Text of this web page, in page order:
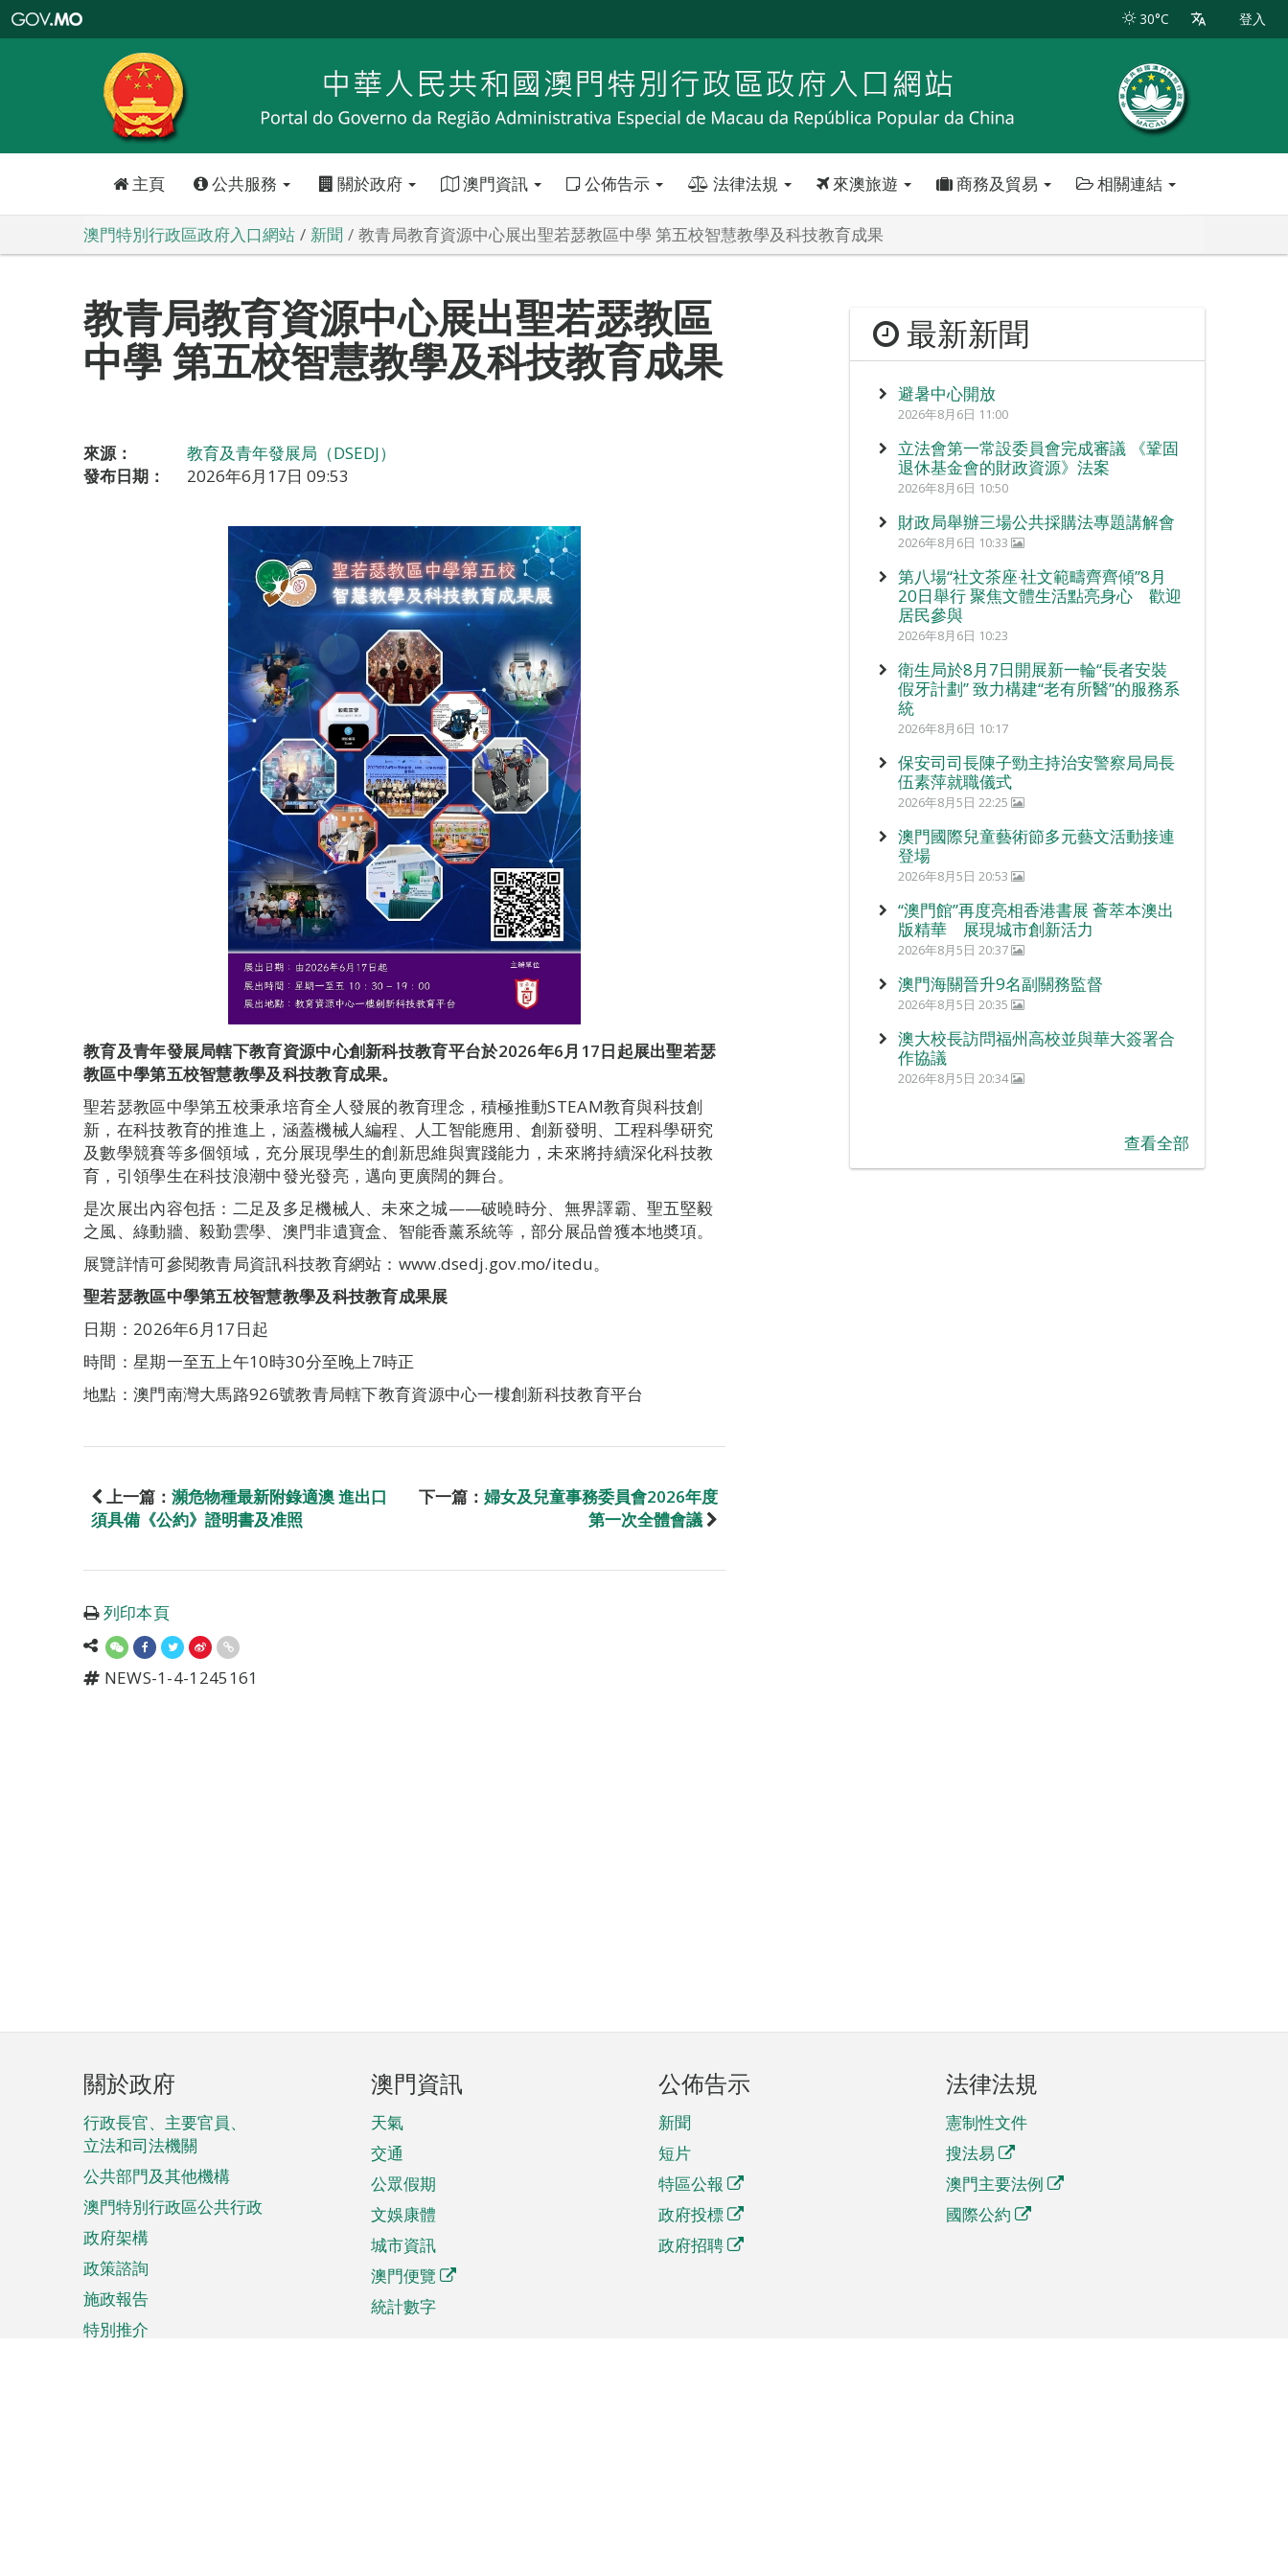
特
政
區
政
口
30°C 登入
主頁 公共服務 關於政府 澳門資訊 公佈告示 法律法規 來澳旅遊 商務及貿易 相關連結
澳門特別行政區政府入口網站 新聞 教青局教育資源中心展出聖若瑟教區中學 第五校智慧教學及科技教育成果
教青局教育資源中心展出聖若瑟教區
中學 第五校智慧教學及科技教育成果
來源：
教育及青年發展局（DSEDJ）
發布日期：
2026年6月17日 09:53
教育及青年發展局轄下教育資源中心創新科技教育平台於2026年6月 17日起展出聖若瑟
教區中學第五校智慧教學及科技教育成果。
聖若瑟教區中學第五校秉承培育全人發展的教育理念，積極推動STEAM教育與科技創
新，在科技教育的推進上，涵蓋機械人編程、人工智能應用、創新發明、工程科學研究
及數學競賽等多個領域，充分展現學生的創新思維與實踐能力，未來將持續深化科技教
育，引領學生在科技浪潮中發光發亮，邁向更廣闊的舞台。
是次展出內容包括：二足及多足機械人、未來之城——破曉時分、無界譯霸、聖五堅毅
之風、綠動牆、毅勤雲學、澳門非遺寶盒、智能香薰系統等，部分展品曾獲本地奬項。
展覽詳情可參閱教青局資訊科技教育網站：www.dsedj.gov.mo/itedu。
聖若瑟教區中學第五校智慧教學及科技教育成果展
日期：2026年6月17日起
時間：星期一至五上午10時30分至晚上7時正
地點：澳門南灣大馬路926號教青局轄下教育資源中心一樓創新科技教育平台
上一篇： 瀕危物種最新附錄適澳 進出口
須具備《公約》證明書及准照
下一篇： 婦女及兒童事務委員會2026年度
第一次全體會議
列印本頁
NEWS-1-4-1245161
最新新聞
避暑中心開放
2026年8月6日 11:00
立法會第一常設委員會完成審議 《鞏固
退休基金會的財政資源》法案
2026年8月6日 10:50
財政局舉辦三場公共採購法專題講解會
2026年8月6日 10:33
第八場“社文茶座‧社文範疇齊齊傾”8月
20日舉行 聚焦文體生活點亮身心 歡迎
居民參與
2026年8月6日 10:23
衛生局於8月7日開展新一輪“長者安裝
假牙計劃” 致力構建“老有所醫”的服務系
統
2026年8月6日 10:17
保安司司長陳子勁主持治安警察局局長
伍素萍就職儀式
2026年8月5日 22:25
澳門國際兒童藝術節多元藝文活動接連
登場
2026年8月5日 20:53
“澳門館”再度亮相香港書展 薈萃本澳出
版精華 展現城市創新活力
2026年8月5日 20:37
澳門海關晉升9名副關務監督
2026年8月5日 20:35
澳大校長訪問福州高校並與華大簽署合
作協議
2026年8月5日 20:34
查看全部
頁
腳
菜
單
關於政府
行政長官、主要官員、
立法和司法機關
公共部門及其他機構
澳門特別行政區公共行政
政府架構
政策諮詢
施政報告
特別推介
澳門資訊
天氣
交通
公眾假期
文娛康體
城市資訊
澳門便覽
統計數字
公佈告示
新聞
短片
特區公報
政府投標
政府招聘
法律法規
憲制性文件
搜法易
澳門主要法例
國際公約